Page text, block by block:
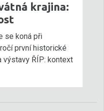
krajina:
se koná při
první historické
výstavy ŘÍP: kontext